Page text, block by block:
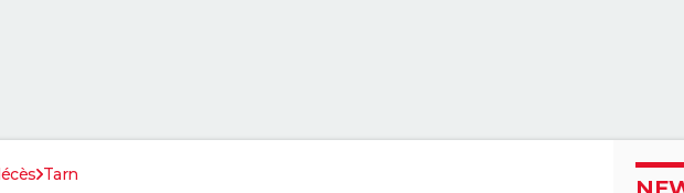
Tarn